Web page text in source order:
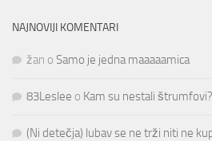
NAJNOVIJI KOMENTARI
žan o Samo je jedna maaaaamica
83Leslee o Kam su nestali štrumfovi?
(Ni detečja) lubav se ne trži niti ne